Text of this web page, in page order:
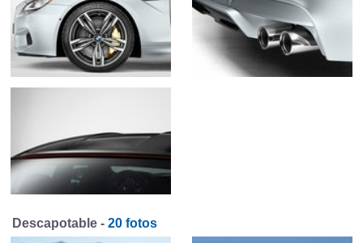
Descapotable - 20 fotos